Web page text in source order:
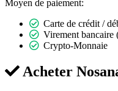
Moyen de paiement:
Carte de crédit /
Virement bancaire
Crypto-Monnaie
Acheter